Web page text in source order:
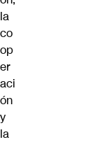
la
co
op
er
aci
ón
y
la